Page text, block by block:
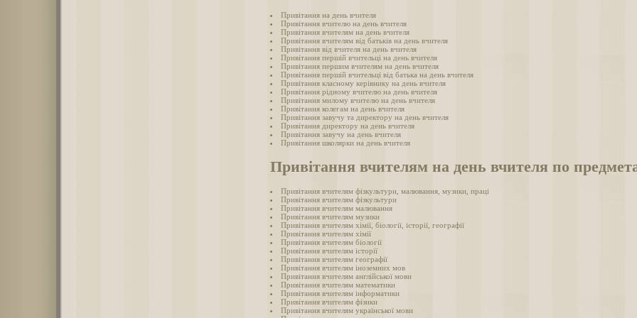
Привітання на день вчителя
Привітання вчителю на день вчителя
Привітання вчителям на день вчителя
Привітання вчителям від батьків на день вчителя
Привітання від вчителя на день вчителя
Привітання першій вчительці на день вчителя
Привітання першим вчителям на день вчителя
Привітання першій вчительці від батька на день вчителя
Привітання класному керівнику на день вчителя
Привітання рідному вчителю на день вчителя
Привітання милому вчителю на день вчителя
Привітання колегам на день вчителя
Привітання завучу та директору на день вчителя
Привітання директору на день вчителя
Привітання завучу на день вчителя
Привітання школярки на день вчителя
Привітання вчителям на день вчителя по
Привітання вчителям фізкультури, малювання, музики, праці
Привітання вчителям фізкультури
Привітання вчителям малювання
Привітання вчителям музики
Привітання вчителям хімії, біології, історії, географії
Привітання вчителям хімії
Привітання вчителям біології
Привітання вчителям історії
Привітання вчителям географії
Привітання вчителям іноземних мов
Привітання вчителям англійської мови
Привітання вчителям математики
Привітання вчителям інформатики
Привітання вчителям фізики
Привітання вчителям української мови